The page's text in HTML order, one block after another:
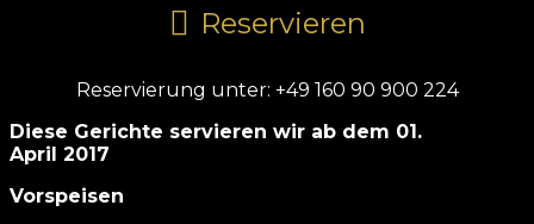
Reservieren
Reservierung unter: +49 160 90 900 224
Diese Gerichte servieren wir ab dem 01.
April 2017
Vorspeisen